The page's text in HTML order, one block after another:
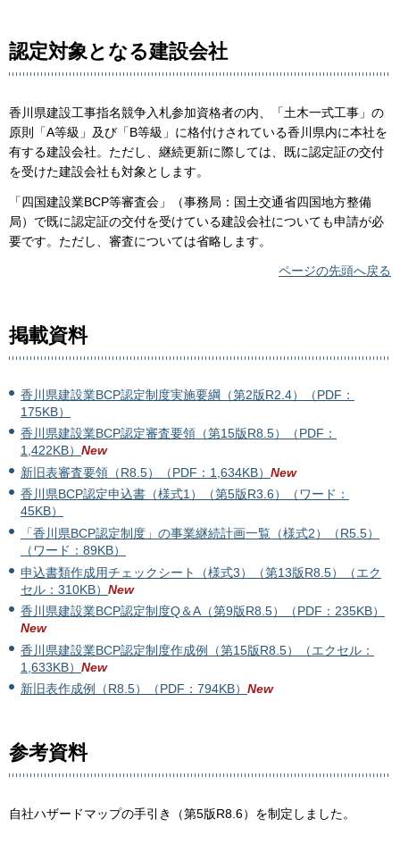
認定対象となる建設会社
香川県建設工事指名競争入札参加資格者の内、「土木一式工事」の
原則「A等級」及び「B等級」に格付けされている香川県内に本社を
有する建設会社。ただし、継続更新に際しては、既に認定証の交付
を受けた建設会社も対象とします。
「四国建設業BCP等審査会」（事務局：国土交通省四国地方整備
局）で既に認定証の交付を受けている建設会社についても申請が必
要です。ただし、審査については省略します。
ページの先頭へ戻る
掲載資料
香川県建設業BCP認定制度実施要綱（第2版R2.4）（PDF：
175KB）
香川県建設業BCP認定審査要領（第15版R8.5）（PDF：
1,422KB） New
新旧表審査要領（R8.5）（PDF：1,634KB） New
香川県BCP認定申込書（様式1）（第5版R3.6）（ワード：
45KB）
「香川県BCP認定制度」の事業継続計画一覧（様式2）（R5.5）
（ワード：89KB）
申込書類作成用チェックシート（様式3）（第13版R8.5）（エク
セル：310KB） New
香川県建設業BCP認定制度Q＆A（第9版R8.5）（PDF：235KB）
New
香川県建設業BCP認定制度作成例（第15版R8.5）（エクセル：
1,633KB） New
新旧表作成例（R8.5）（PDF：794KB） New
参考資料
自社ハザードマップの手引き（第5版R8.6）を制定しました。